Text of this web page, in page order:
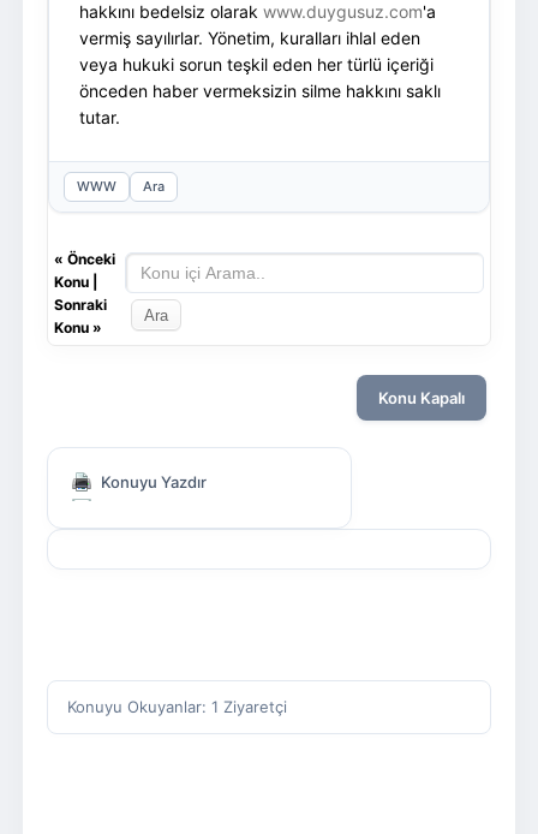
hakkını bedelsiz olarak www.duygusuz.com'a
vermiş sayılırlar. Yönetim, kuralları ihlal eden
veya hukuki sorun teşkil eden her türlü içeriği
önceden haber vermeksizin silme hakkını saklı
tutar.
WWW Ara
« Önceki
Konu|
Sonraki
Konu»
Konu Kapalı
Konuyu Yazdır
Konuyu Okuyanlar: 1 Ziyaretçi